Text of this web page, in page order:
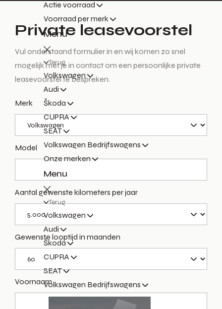
Actie voorraad
Voorraad per merk
Menu
Terug
Volkswagen
Audi
Škoda
CUPRA
SEAT
Volkswagen Bedrijfswagens
Onze merken
Menu
Terug
Volkswagen
Audi
Škoda
CUPRA
SEAT
Volkswagen Bedrijfswagens
Private leasevoorstel
Vul onderstaand formulier in en wij komen zo snel
mogelijk met je in contact om een persoonlijke private
leasevoorstel te bespreken.
Merk
Model
Aantal gewenste kilometers per jaar
Gewenste looptijd in maanden
Voornaam